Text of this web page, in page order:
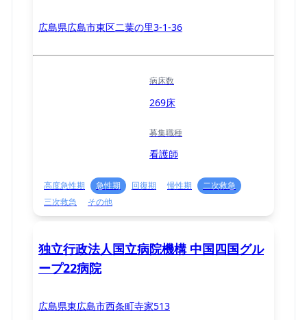
広島県広島市東区二葉の里3-1-36
病床数
269床
募集職種
看護師
高度急性期 急性期 回復期 慢性期
二次救急
三次救急
その他
独立行政法人国立病院機構 中国四国グル
ープ22病院
広島県東広島市西条町寺家513